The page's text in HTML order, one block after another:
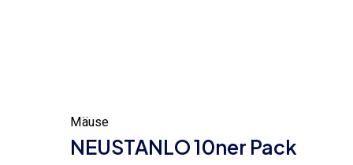
Mäuse
NEUSTANLO 10ner Pack